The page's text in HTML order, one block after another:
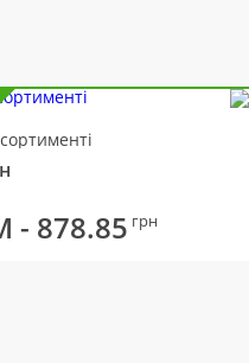
- 878.85 грн